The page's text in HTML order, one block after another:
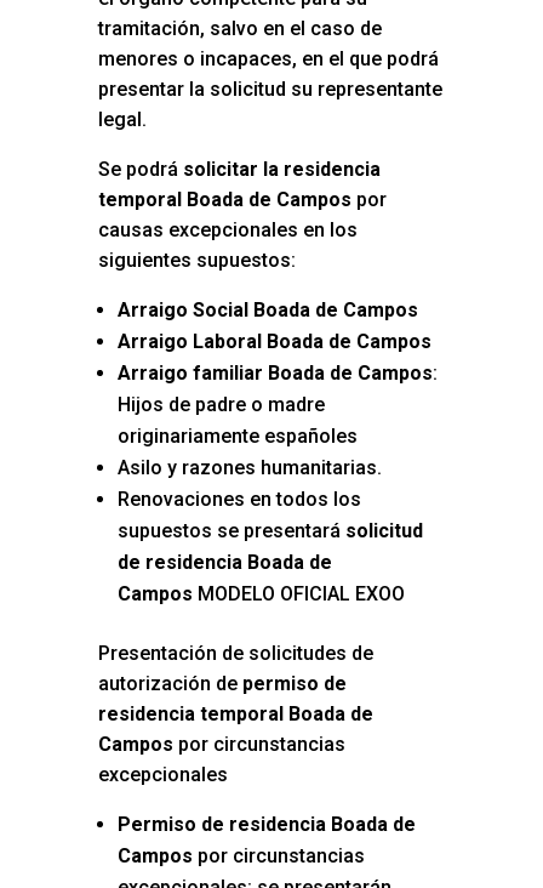
tramitación, salvo en el caso de
menores o incapaces, en el que podrá
presentar la solicitud su representante
legal.
Se podrá solicitar la residencia
temporal Boada de Campos por
causas excepcionales en los
siguientes supuestos:
Arraigo Social Boada de Campos
Arraigo Laboral Boada de Campos
Arraigo familiar Boada de Campos:
Hijos de padre o madre
originariamente españoles
Asilo y razones humanitarias.
Renovaciones en todos los
supuestos se presentará solicitud
de residencia Boada de
Campos MODELO OFICIAL EXOO
Presentación de solicitudes de
autorización depermiso de
residencia temporal Boada de
Campos por circunstancias
excepcionales
Permiso de residencia Boada de
Campos por circunstancias